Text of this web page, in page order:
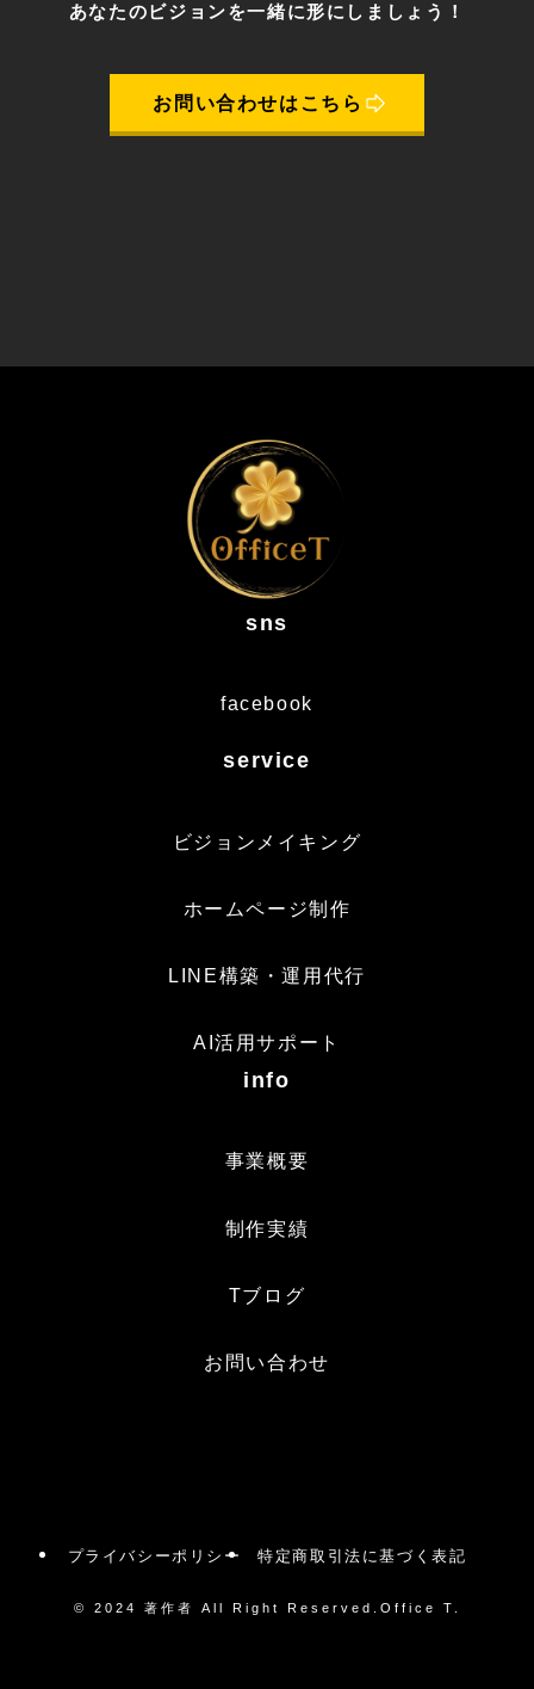
あなたのビジョンを一緒に形にしましょう！
お問い合わせはこちら
sns
facebook
service
ビジョンメイキング
ホームページ制作
LINE構築・運用代行
AI活用サポート
info
事業概要
制作実績
Tブログ
お問い合わせ
プライバシーポリシー 特定商取引法に基づく表記
© 2024 著作者 All Right Reserved.Office T.